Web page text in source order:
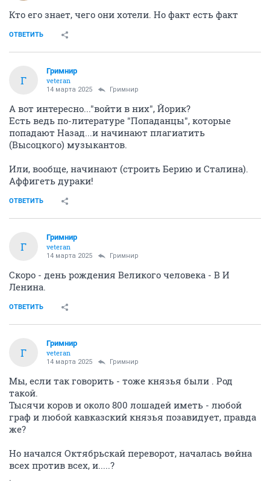
Кто его знает, чего они хотели. Но факт есть факт
ОТВЕТИТЬ
Г
Гримнир
veteran
14 марта 2025 Гримнир
А вот интересно..."войти в них", Йорик?
Есть ведь по-литературе "Попаданцы", которые
попадают Назад...и начинают плагиатить
(Высоцкого) музыкантов.
Или, вообще, начинают (строить Берию и Сталина).
Аффигеть дураки!
ОТВЕТИТЬ
Г
Гримнир
veteran
14 марта 2025 Гримнир
Скоро - день рождения Великого человека - В И
Ленина.
ОТВЕТИТЬ
Г
Гримнир
veteran
14 марта 2025 Гримнир
Мы, если так говорить - тоже князья были . Род
такой.
Тысячи коров и около 800 лошадей иметь - любой
граф и любой кавказский князья позавидует, правда
же?
Но начался Октябрьскай переворот, началась вөйна
всех против всех, и.....?
.